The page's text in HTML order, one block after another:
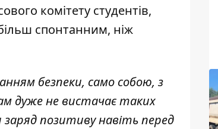
комітету студентів,
спонтанним, ніж
безпеки, само собою, з
дуже не вистачає таких
позитиву навіть перед